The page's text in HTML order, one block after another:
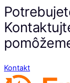
Kontakt